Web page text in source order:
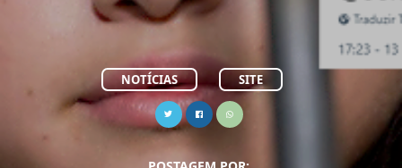
NOTÍCIAS SITE